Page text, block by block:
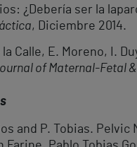
¿Debería ser la
, Diciembre 2014.
la Calle, E. Moreno, I.
of Maternal-Fetal
and P. Tobias.